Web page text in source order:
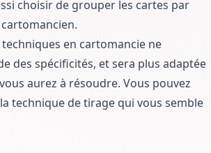
choisir de grouper les cartes par
en cartomancie ne
des spécificités, et sera plus adaptée
aurez à résoudre. Vous pouvez
technique de tirage qui vous semble